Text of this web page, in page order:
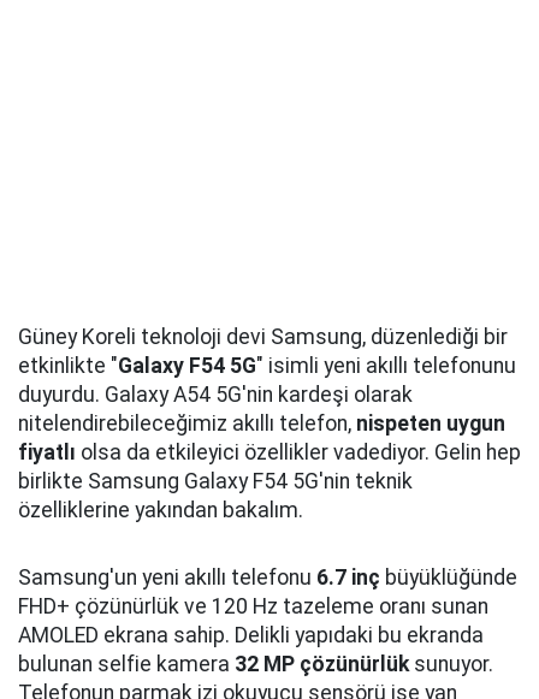
Güney Koreli teknoloji devi Samsung, düzenlediği bir
etkinlikte "Galaxy F54 5G" isimli yeni akıllı telefonunu
duyurdu. Galaxy A54 5G'nin kardeşi olarak
nitelendirebileceğimiz akıllı telefon, nispeten uygun
fiyatlı olsa da etkileyici özellikler vadediyor. Gelin hep
birlikte Samsung Galaxy F54 5G'nin teknik
özelliklerine yakından bakalım.
Samsung'un yeni akıllı telefonu 6.7 inç büyüklüğünde
FHD+ çözünürlük ve 120 Hz tazeleme oranı sunan
AMOLED ekrana sahip. Delikli yapıdaki bu ekranda
bulunan selfie kamera 32 MP çözünürlüksunuyor.
Telefonun parmak izi okuyucu sensörü ise yan